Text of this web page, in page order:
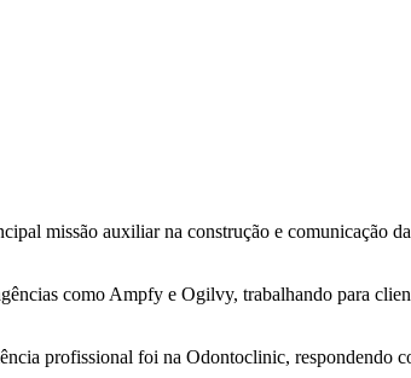
missão auxiliar na construção e comunicação
como Ampfy e Ogilvy, trabalhando para
profissional foi na Odontoclinic, respondendo